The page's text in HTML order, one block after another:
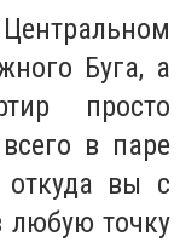
Буга, а
просто
в паре
откуда вы с
любую точку